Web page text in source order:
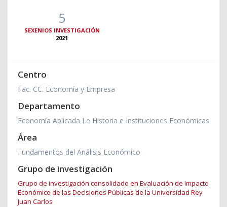
5
SEXENIOS INVESTIGACIÓN
2021
Centro
Fac. CC. Economía y Empresa
Departamento
Economía Aplicada I e Historia e Instituciones Económicas
Área
Fundamentos del Análisis Económico
Grupo de investigación
Grupo de investigación consolidado en Evaluación de Impacto
Económico de las Decisiones Públicas de la Universidad Rey
Juan Carlos